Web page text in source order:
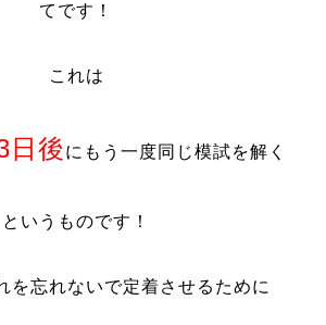
てです！
これは
日後 にもう一度同じ模試を解く
というものです！
を忘れないで定着させるために